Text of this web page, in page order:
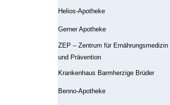
Helios-Apotheke
Gerner Apotheke
ZEP – Zentrum für Ernährungsmedizin
und Prävention
Krankenhaus Barmherzige Brüder
Benno-Apotheke